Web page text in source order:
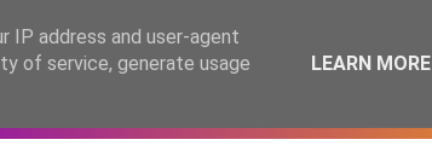
ESPECIAIS CALENDÁRIO
IP address and user-agent
of service, generate usage
LEARN MORE